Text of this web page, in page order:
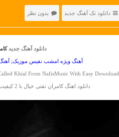
دانلود تک آهنگ جدید بدون نظر
دانلود آهنگ جدید
آهنگ ویژه امشب نفیس موزیک;
Khial From NafisMusic With Easy Download
دانلود اهنگ کامران تفتی خیال با 2 کیفیت + متن ترانه + پخش آنلاین موزیک